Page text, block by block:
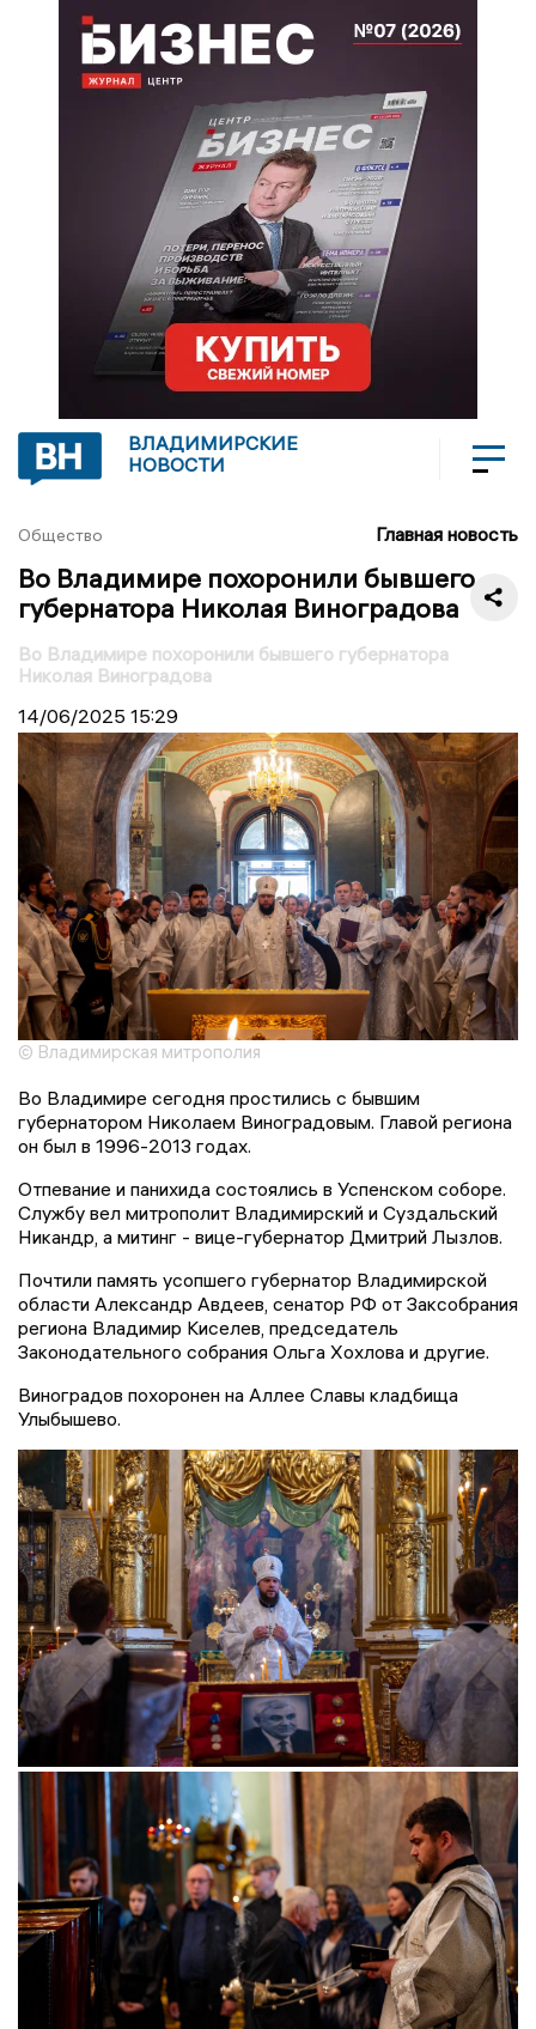
ВЛАДИМИРСКИЕ
НОВОСТИ
Общество Главная новость
Во Владимире похоронили бывшего
губернатора Николая Виноградова
Во Владимире похоронили бывшего губернатора
Николая Виноградова
14/06/2025 15:29
© Владимирская митрополия
Во Владимире сегодня простились с бывшим
губернатором Николаем Виноградовым. Главой региона
он был в 1996-2013 годах.
Отпевание и панихида состоялись в Успенском соборе.
Службу вел митрополит Владимирский и Суздальский
Никандр, а митинг - вице-губернатор Дмитрий Лызлов.
Почтили память усопшего губернатор Владимирской
области Александр Авдеев, сенатор РФ от Заксобрания
региона Владимир Киселев, председатель
Законодательного собрания Ольга Хохлова и другие.
Виноградов похоронен на Аллее Славы кладбища
Улыбышево.